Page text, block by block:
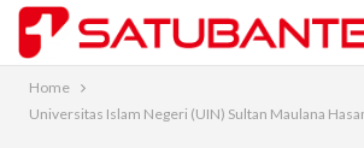
Home
Universitas Islam Negeri (UIN) Sultan Maulana